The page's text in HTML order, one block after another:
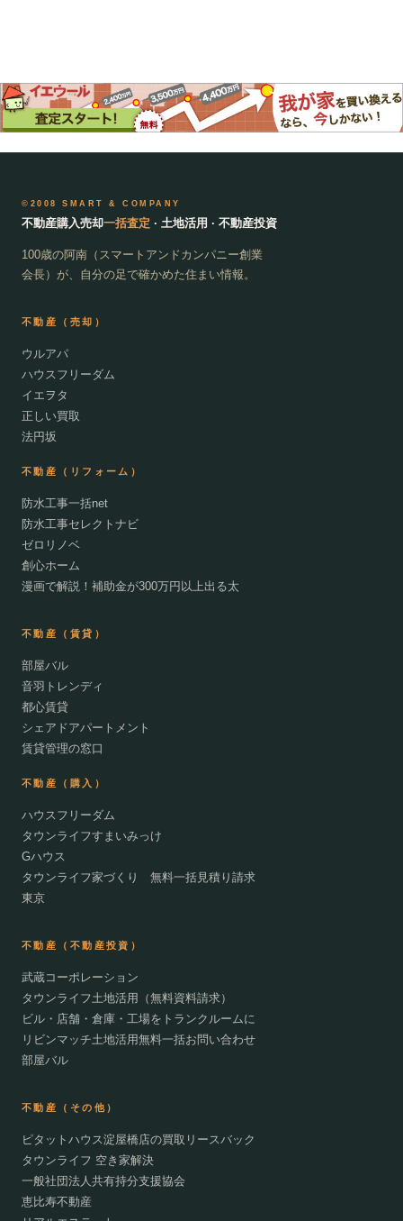
©2008 SMART & COMPANY
不動産購入売却一括査定 · 土地活用 · 不動産投資
100歳の阿南（スマートアンドカンパニー創業
会長）が、自分の足で確かめた住まい情報。
不動産（売却）
ウルアパ
ハウスフリーダム
イエヲタ
正しい買取
法円坂
不動産（リフォーム）
防水工事一括net
防水工事セレクトナビ
ゼロリノベ
創心ホーム
漫画で解説！補助金が300万円以上出る太
不動産（賃貸）
部屋バル
音羽トレンディ
都心賃貸
シェアドアパートメント
賃貸管理の窓口
不動産（購入）
ハウスフリーダム
タウンライフすまいみっけ
Gハウス
タウンライフ家づくり 無料一括見積り請求
東京
不動産（不動産投資）
武蔵コーポレーション
タウンライフ土地活用（無料資料請求）
ビル・店舗・倉庫・工場をトランクルームに
リビンマッチ土地活用無料一括お問い合わせ
部屋バル
不動産（その他）
ピタットハウス淀屋橋店の買取リースバック
タウンライフ 空き家解決
一般社団法人共有持分支援協会
恵比寿不動産